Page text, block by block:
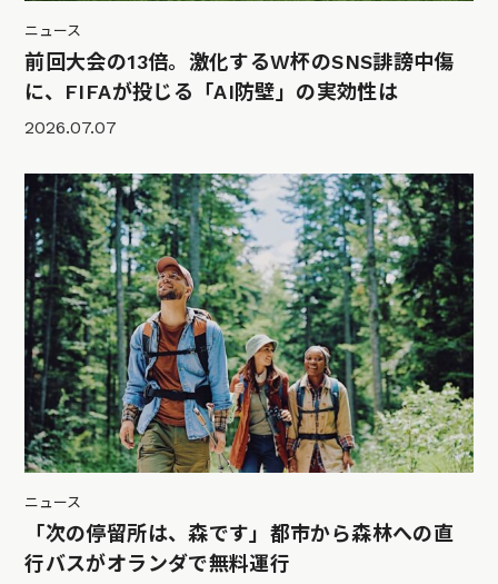
ニュース
前回大会の13倍。激化するW杯のSNS誹謗中傷
に、FIFAが投じる「AI防壁」の実効性は
2026.07.07
ニュース
「次の停留所は、森です」都市から森林への直
行バスがオランダで無料運行